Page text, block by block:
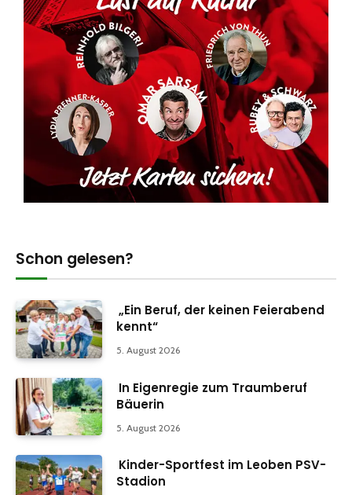
Schon gelesen?
„Ein Beruf, der keinen Feierabend
kennt“
5. August 2026
In Eigenregie zum Traumberuf
Bäuerin
5. August 2026
Kinder-Sportfest im Leoben PSV-
Stadion